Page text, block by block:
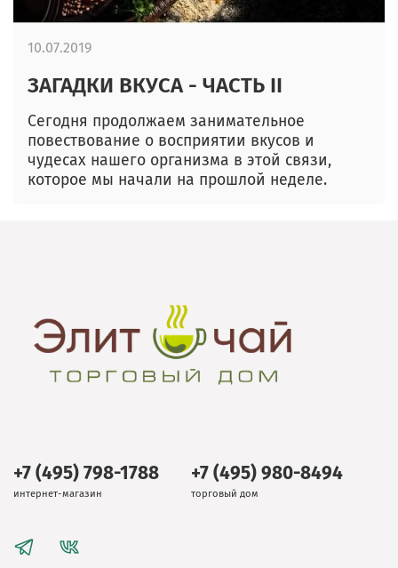
ЗАГАДКИ ВКУСА - ЧАСТЬ II
Сегодня продолжаем занимательное
повествование о восприятии вкусов и
чудесах нашего организма в этой связи,
которое мы начали на прошлой неделе.
10.07.2019
+7 (495) 798-1788
интернет-магазин
+7 (495) 980-8494
торговый дом